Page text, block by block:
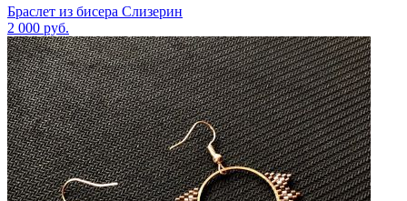
Браслет из бисера Слизерин
2 000 руб.